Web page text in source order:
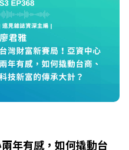
》邀請到遠東SOGO百貨
如何透過戰略布局，打
綠色零售新契機！ 🔺如何
他平台？ 🔺最難節能的
倍增計畫？ 🔺成功推動育
業界的「生育代理人制度」
會創新到經典「日本展」的
長兼遠見智庫總編輯 李建
長 黃晴雯 +++++ 🫧清除腦
年有感，如何撬動台